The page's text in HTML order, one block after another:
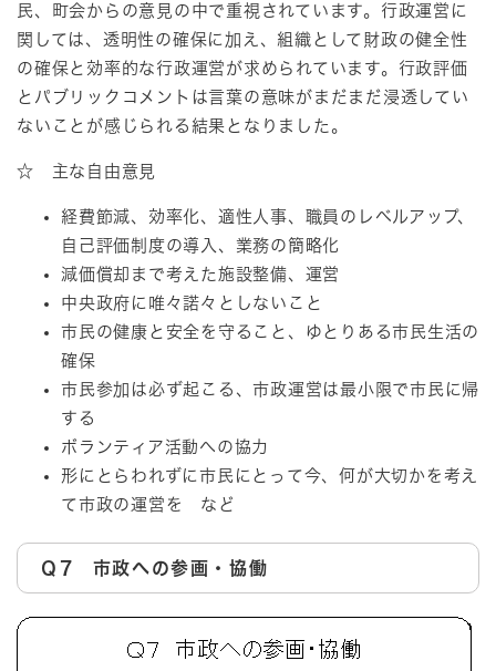
民、町会からの意見の中で重視されています。行政運営に
関しては、透明性の確保に加え、組織として財政の健全性
の確保と効率的な行政運営が求められています。行政評価
とパブリックコメントは言葉の意味がまだまだ浸透してい
ないことが感じられる結果となりました。
☆ 主な自由意見
経費節減、効率化、適性人事、職員のレベルアップ、
自己評価制度の導入、業務の簡略化
減価償却まで考えた施設整備、運営
中央政府に唯々諾々としないこと
市民の健康と安全を守ること、ゆとりある市民生活の
確保
市民参加は必ず起こる、市政運営は最小限で市民に帰
する
ボランティア活動への協力
形にとらわれずに市民にとって今、何が大切かを考え
て市政の運営を など
Ｑ7 市政への参画・協働